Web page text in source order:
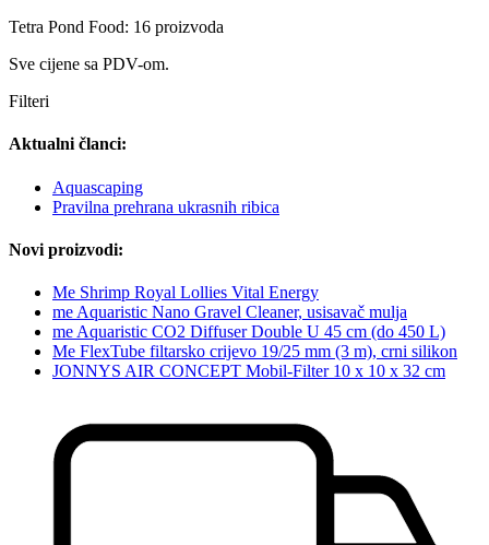
Tetra Pond Food: 16 proizvoda
Sve cijene sa PDV-om.
Filteri
Aktualni članci:
Aquascaping
Pravilna prehrana ukrasnih ribica
Novi proizvodi:
Me Shrimp Royal Lollies Vital Energy
me Aquaristic Nano Gravel Cleaner, usisavač mulja
me Aquaristic CO2 Diffuser Double U 45 cm (do 450 L)
Me FlexTube filtarsko crijevo 19/25 mm (3 m), crni silikon
JONNYS AIR CONCEPT Mobil-Filter 10 x 10 x 32 cm